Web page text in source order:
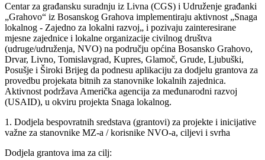
Centar za građansku suradnju iz Livna (CGS) i Udruženje građanki
„Grahovo“ iz Bosanskog Grahova implementiraju aktivnost „Snaga
lokalnog - Zajedno za lokalni razvoj„ i pozivaju zainteresirane
mjesne zajednice i lokalne organizacije civilnog društva
(udruge/udruženja, NVO) na području općina Bosansko Grahovo,
Drvar, Livno, Tomislavgrad, Kupres, Glamoč, Grude, Ljubuški,
Posušje i Široki Brijeg da podnesu aplikaciju za dodjelu grantova za
provedbu projekata bitnih za stanovnike lokalnih zajednica.
Aktivnost podržava Američka agencija za međunarodni razvoj
(USAID), u okviru projekta Snaga lokalnog.
1. Dodjela bespovratnih sredstava (grantovi) za projekte i inicijative
važne za stanovnike MZ-a / korisnike NVO-a, ciljevi i svrha
Dodjela grantova ima za cilj: